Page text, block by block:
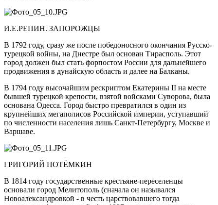
И.Е.РЕПИН. ЗАПОРОЖЦЫ
В 1792 году, сразу же после победоносного окончания Русско-
турецкой войны, на Днестре был основан Тирасполь. Этот
город должен был стать форпостом России для дальнейшего
продвижения в дунайскую область и далее на Балканы.
В 1794 году высочайшим рескриптом Екатерины II на месте
бывшей турецкой крепости, взятой войсками Суворова, была
основана Одесса. Город быстро превратился в один из
крупнейших мегаполисов Российской империи, уступавший
по численности населения лишь Санкт-Петербургу, Москве и
Варшаве.
ГРИГОРИЙ ПОТЁМКИН
В 1814 году государственные крестьяне-переселенцы
основали город Мелитополь (сначала он назывался
Новоалександровкой - в честь царствовавшего тогда